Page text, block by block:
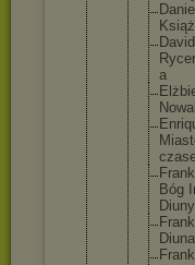
a
Bóg
Diuny
Diuna